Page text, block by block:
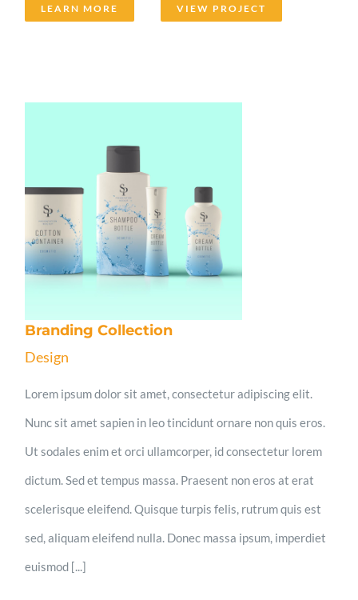
LEARN MORE VIEW PROJECT
Branding Collection
Design
Lorem ipsum dolor sit amet, consectetur adipiscing elit.
Nunc sit amet sapien in leo tincidunt ornare non quis eros.
Ut sodales enim et orci ullamcorper, id consectetur lorem
dictum. Sed et tempus massa. Praesent non eros at erat
scelerisque eleifend. Quisque turpis felis, rutrum quis est
sed, aliquam eleifend nulla. Donec massa ipsum, imperdiet
euismod [...]